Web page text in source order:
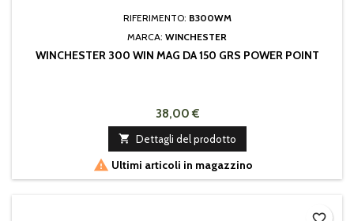
RIFERIMENTO: B300WM
MARCA: WINCHESTER
WINCHESTER 300 WIN MAG DA 150 GRS POWER POINT
38,00 €
 Dettagli del prodotto
 Ultimi articoli in magazzino